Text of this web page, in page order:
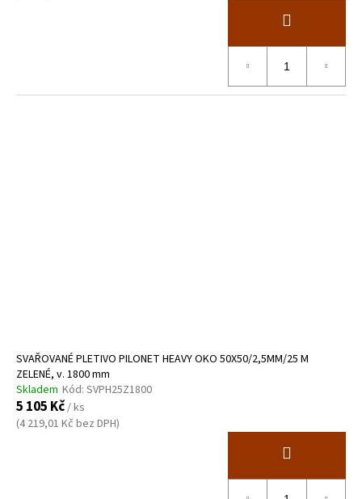
SVAŘOVANÉ PLETIVO PILONET HEAVY OKO 50X50/2,5MM/25 M
ZELENÉ, v. 1800 mm
Skladem Kód: SVPH25Z1800
5 105 Kč/ ks
(4 219,01 Kč bez DPH)